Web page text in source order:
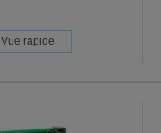
Vue rapide